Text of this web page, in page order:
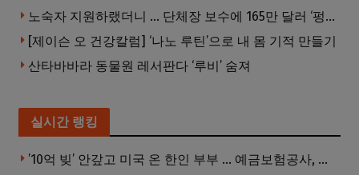
노숙자 지원하랬더니 … 단체장 보수에 165만 달러 ‘펑펑’
[제이슨 오 건강칼럼] ‘나노 루틴’으로 내 몸 기적 만들기
산타바바라 동물원 레서판다 ‘루비’ 숨져
실시간 랭킹
’10억 빚’ 안갚고 미국 온 한인 부부 … 예금보험공사, 미국서 소송